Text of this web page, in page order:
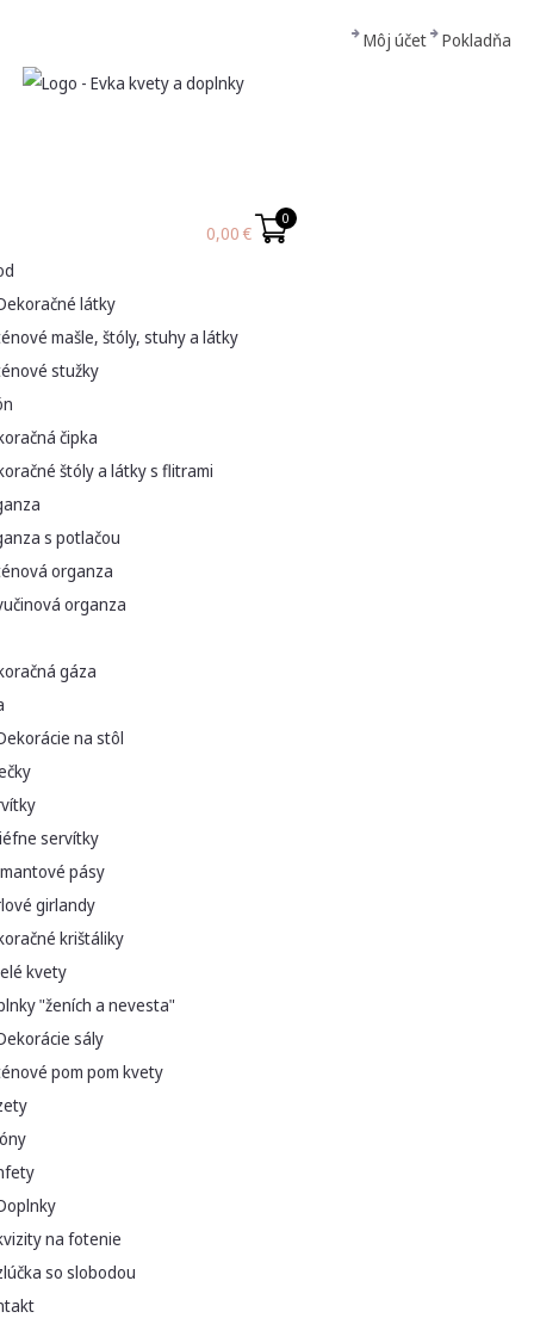
Môj účet Pokladňa
0,00 €
0
látky
mašle, štóly, stuhy a látky
stužky
čipka
štóly a látky s flitrami
s potlačou
organza
organza
gáza
na stôl
servítky
pásy
girlandy
krištáliky
kvety
"ženích a nevesta"
sály
pom pom kvety
na fotenie
so slobodou